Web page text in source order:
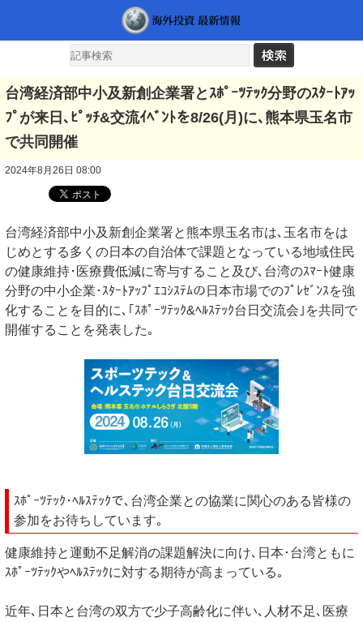
台湾経済部中小及新創企業署とｽﾎﾟｰﾂﾃｯｸ分野のｽﾀｰﾄｱｯ
ﾌﾟが来日､ﾋﾟｯﾁ&交流ｲﾍﾞﾝﾄを8/26(月)に､熊本県玉名市
で共同開催
2024年8月26日 08:00
台湾経済部中小及新創企業署と熊本県玉名市は､玉名市をは
じめとする多くの日本の自治体で課題となっている地域住民
の健康維持･医療費低減に寄与すること及び､台湾のｽﾏｰﾄ健康
分野の中小企業･ｽﾀｰﾄｱｯﾌﾟｴｺｼｽﾃﾑの日本市場でのﾌﾟﾚｾﾞﾝｽを強
化することを目的に､｢ｽﾎﾟｰﾂﾃｯｸ&ﾍﾙｽﾃｯｸ台日交流会｣を共同で
開催することを発表した｡
ｽﾎﾟｰﾂﾃｯｸ･ﾍﾙｽﾃｯｸで､台湾企業との協業に関心のある皆様の
参加をお待ちしています｡
健康維持と運動不足解消の課題解決に向け､日本･台湾ともに
ｽﾎﾟｰﾂﾃｯｸやﾍﾙｽﾃｯｸに対する期待が高まっている｡
近年､日本と台湾の双方で少子高齢化に伴い､人材不足､医療